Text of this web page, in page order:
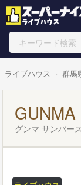
ライブハウス 群馬
グンマ サンバー